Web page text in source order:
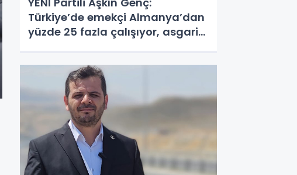
Türkiye’de emekçi Almanya’dan
yüzde 25 fazla çalışıyor, asgari